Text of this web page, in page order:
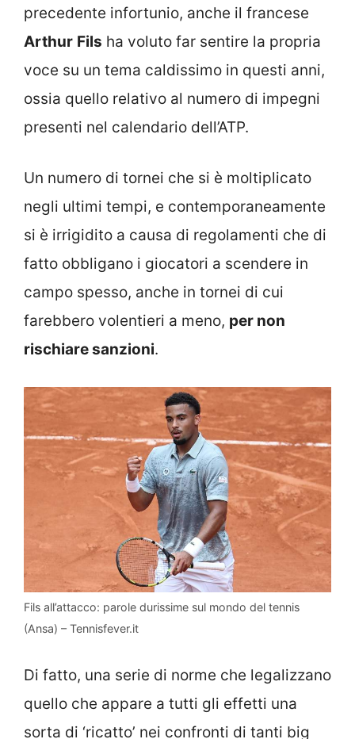
precedente infortunio, anche il francese
Arthur Fils ha voluto far sentire la propria
voce su un tema caldissimo in questi anni,
ossia quello relativo al numero di impegni
presenti nel calendario dell’ATP.
Un numero di tornei che si è moltiplicato
negli ultimi tempi, e contemporaneamente
si è irrigidito a causa di regolamenti che di
fatto obbligano i giocatori a scendere in
campo spesso, anche in tornei di cui
farebbero volentieri a meno, per non
rischiare sanzioni.
Fils all’attacco: parole durissime sul mondo del tennis
(Ansa) – Tennisfever.it
Di fatto, una serie di norme che legalizzano
quello che appare a tutti gli effetti una
sorta di ‘ricatto’ nei confronti di tanti big